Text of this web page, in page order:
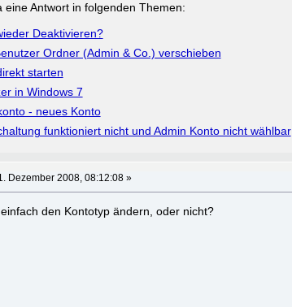
eine Antwort in folgenden Themen:
Deaktivieren?
Ordner (Admin & Co.) verschieben
starten
in Windows 7
- neues Konto
funktioniert nicht und Admin Konto nicht wählbar
Dezember 2008, 08:12:08 »
den Kontotyp ändern, oder nicht?